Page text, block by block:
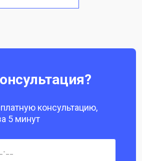
от 1750 ₽
от 1400 ₽
консультацию,
5 минут